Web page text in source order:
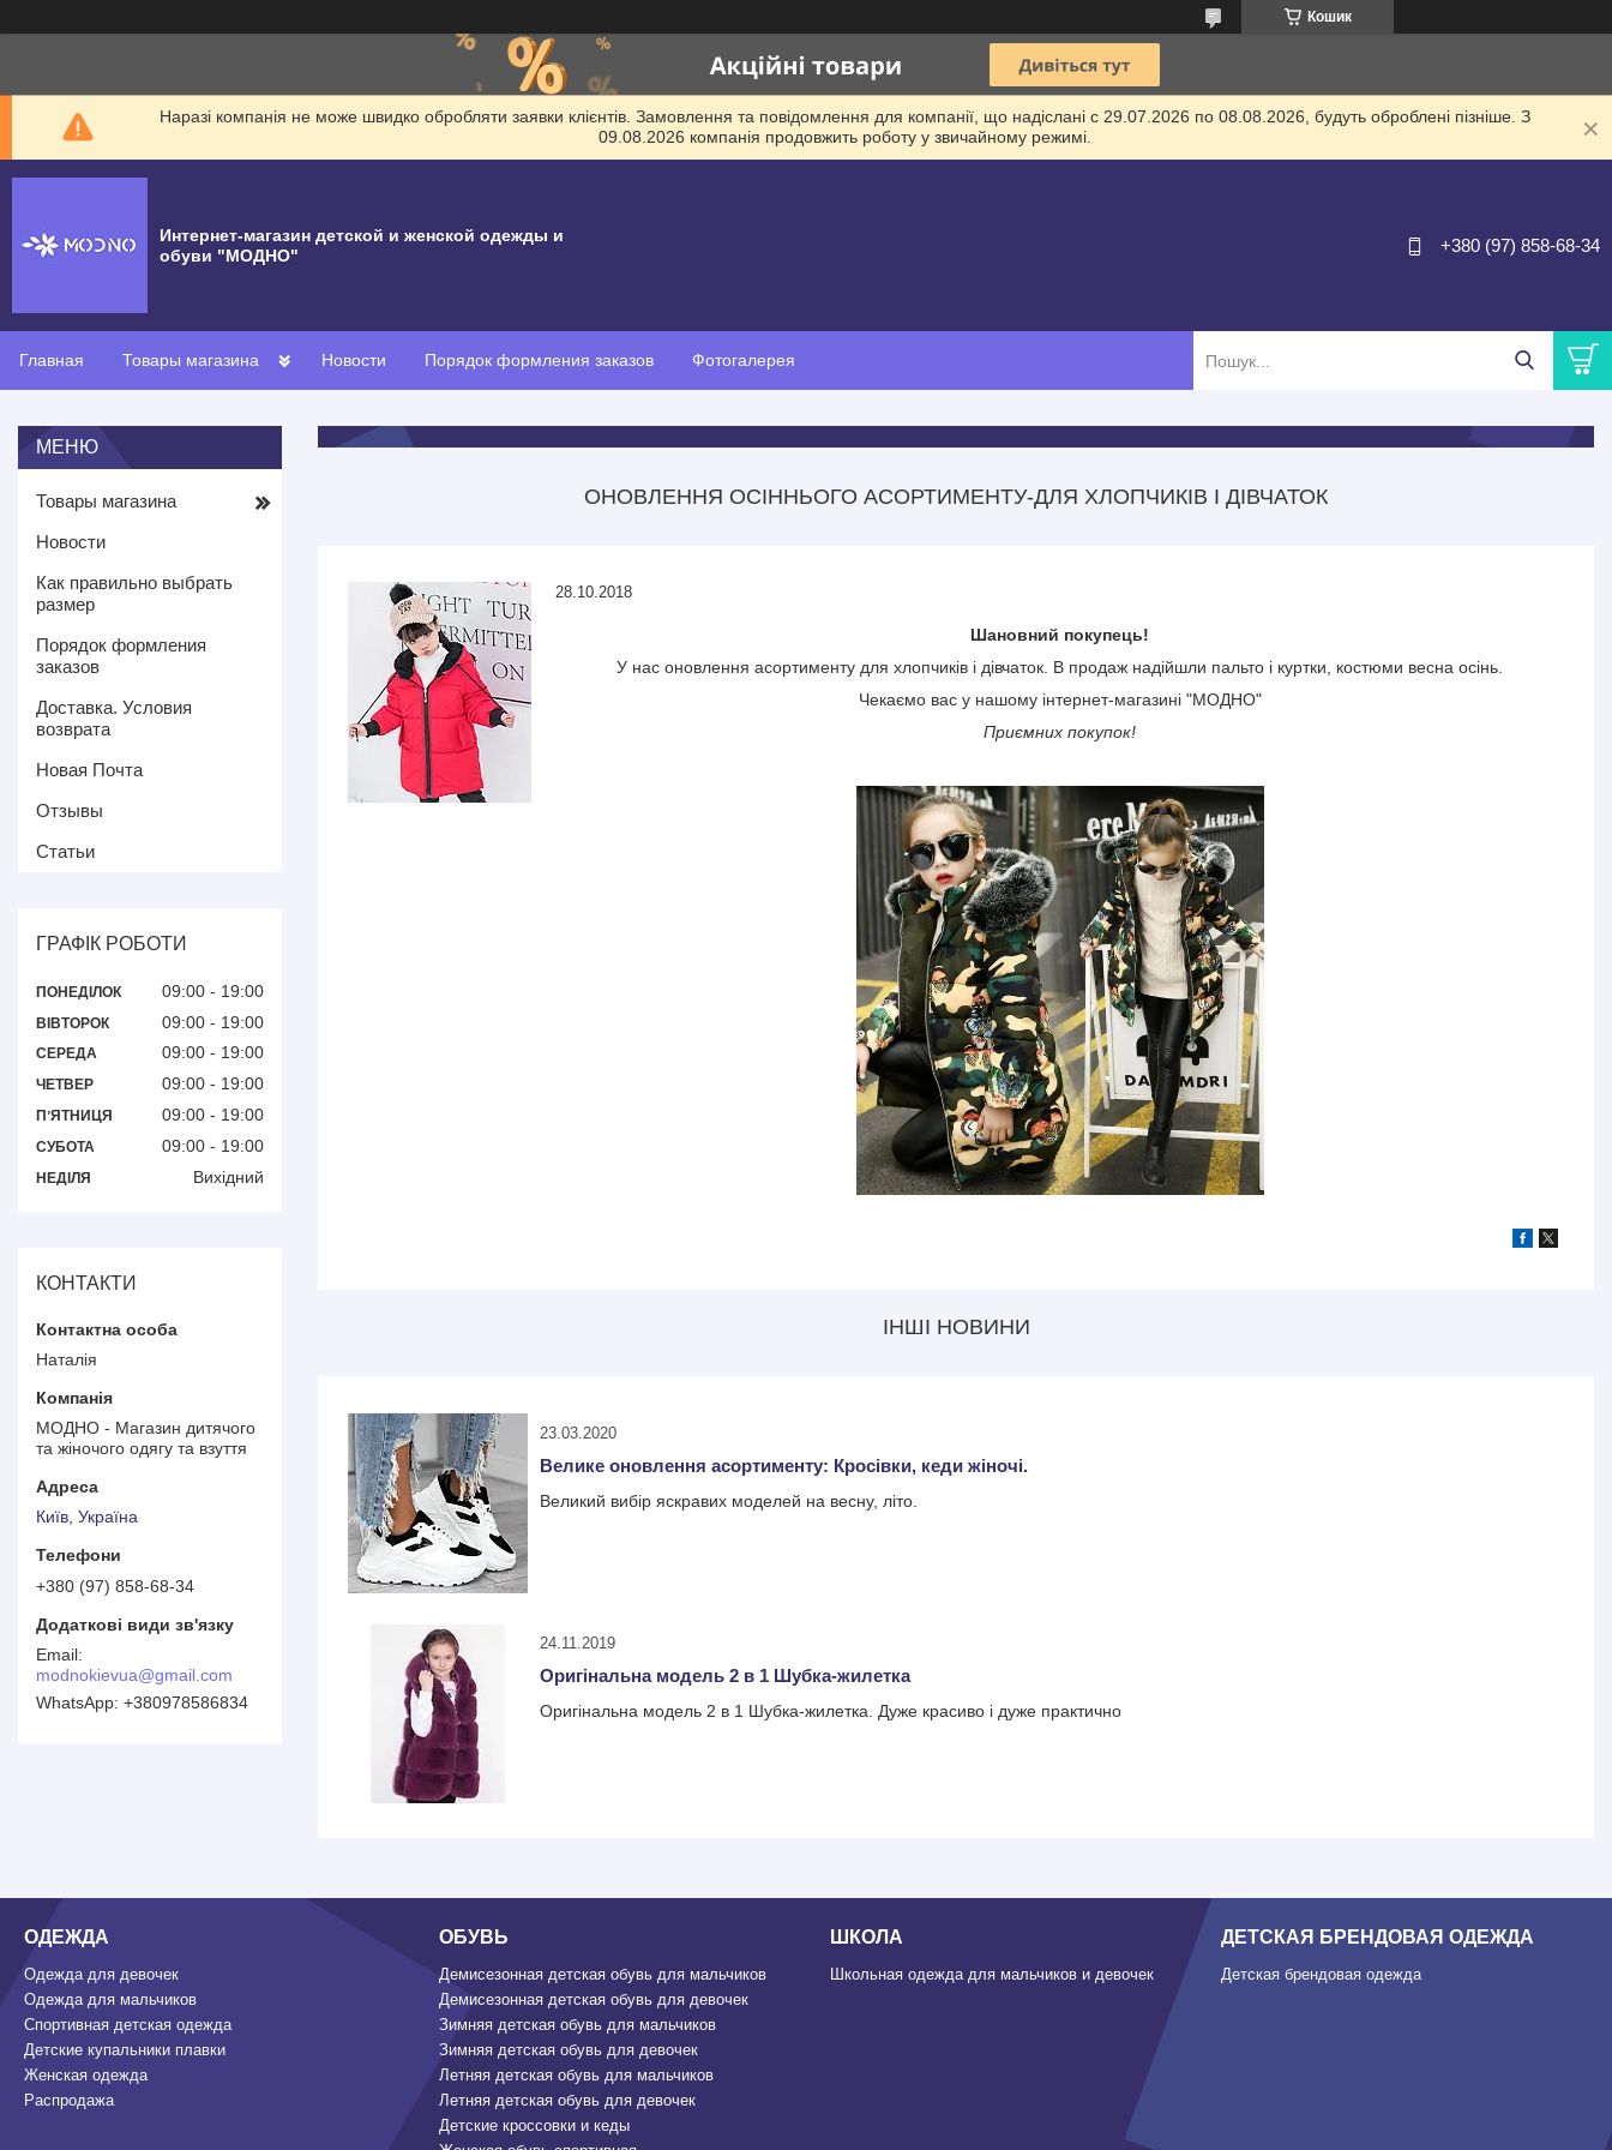
Кошик
Наразі компанія не може швидко обробляти заявки клієнтів. Замовлення та повідомлення для компанії, що надіслані с 29.07.2026 по 08.08.2026, будуть оброблені пізніше. З
09.08.2026 компанія продовжить роботу у звичайному режимі.
Интернет-магазин детской и женской одежды и
обуви "МОДНО"
+380 (97) 858-68-34
Главная Товары магазина Новости Порядок формления заказов Фотогалерея
ОНОВЛЕННЯ ОСІННЬОГО АСОРТИМЕНТУ-ДЛЯ ХЛОПЧИКІВ І ДІВЧАТОК
28.10.2018
Шановний покупець!
У нас оновлення асортименту для хлопчиків і дівчаток. В продаж надійшли пальто і куртки, костюми весна осінь.
Чекаємо вас у нашому інтернет-магазині "МОДНО"
Приємних покупок!
ІНШІ НОВИНИ
23.03.2020
Велике оновлення асортименту: Кросівки, кеди жіночі.
Великий вибір яскравих моделей на весну, літо.
24.11.2019
Оригінальна модель 2 в 1 Шубка-жилетка
Оригінальна модель 2 в 1 Шубка-жилетка. Дуже красиво і дуже практично
Товары магазина
Новости
Как правильно выбрать
размер
Порядок формления
заказов
Доставка. Условия
возврата
Новая Почта
Отзывы
Статьи
ГРАФІК РОБОТИ
ПОНЕДІЛОК 09:00 19:00
ВІВТОРОК 09:00 19:00
СЕРЕДА 09:00 19:00
ЧЕТВЕР 09:00 19:00
ПʼЯТНИЦЯ 09:00 19:00
СУБОТА 09:00 19:00
НЕДІЛЯ Вихідний
КОНТАКТИ
Наталія
МОДНО - Магазин дитячого
та жіночого одягу та взуття
Київ, Україна
+380 (97) 858-68-34
modnokievua@gmail.com
+380978586834
ОДЕЖДА
Одежда для девочек
Одежда для мальчиков
Спортивная детская одежда
Детские купальники плавки
Женская одежда
Распродажа
ОБУВЬ
Демисезонная детская обувь для мальчиков
Демисезонная детская обувь для девочек
Зимняя детская обувь для мальчиков
Зимняя детская обувь для девочек
Летняя детская обувь для мальчиков
Летняя детская обувь для девочек
Детские кроссовки и кеды
ШКОЛА
Школьная одежда для мальчиков и девочек
ДЕТСКАЯ БРЕНДОВАЯ ОДЕЖДА
Детская брендовая одежда